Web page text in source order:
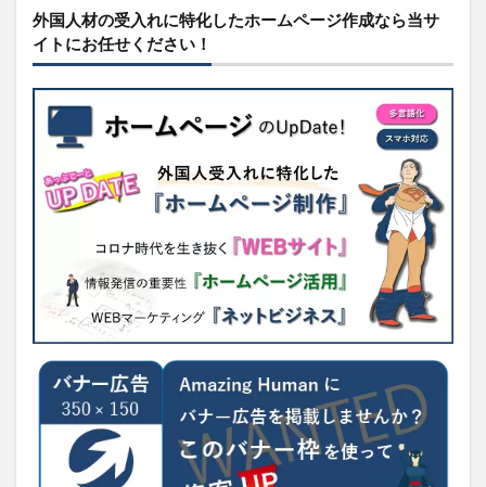
外国人材の受入れに特化したホームページ作成なら当サ
イトにお任せください！